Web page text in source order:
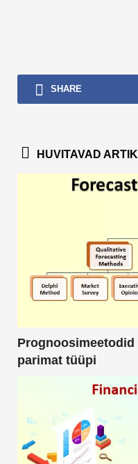
SHARE
HUVITAVAD
Prognoosimeetodid
parimat tüüpi